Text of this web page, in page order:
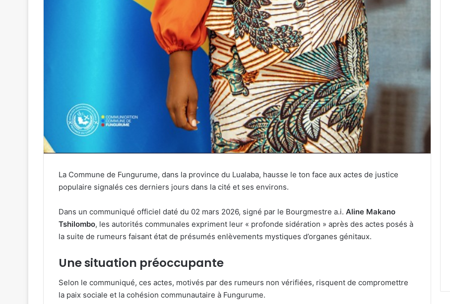
La Commune de Fungurume, dans la province du Lualaba, hausse le ton face aux actes de justice
populaire signalés ces derniers jours dans la cité et ses environs.
Dans un communiqué officiel daté du 02 mars 2026, signé par le Bourgmestre a.i. Aline Makano
Tshilombo, les autorités communales expriment leur « profonde sidération » après des actes posés à
la suite de rumeurs faisant état de présumés enlèvements mystiques d’organes génitaux.
Une situation préoccupante
Selon le communiqué, ces actes, motivés par des rumeurs non vérifiées, risquent de compromettre
la paix sociale et la cohésion communautaire à Fungurume.